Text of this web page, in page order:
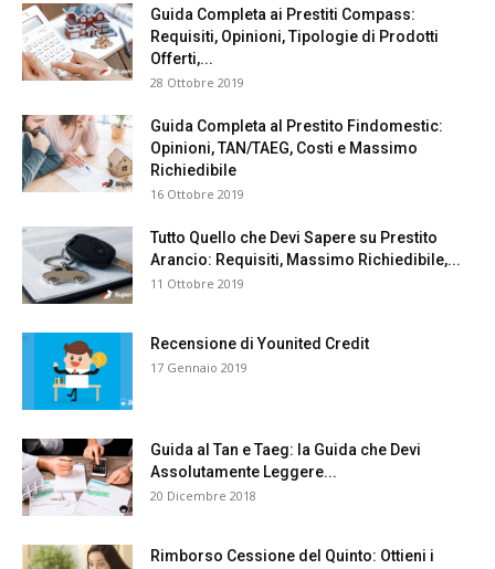
Guida Completa ai Prestiti Compass:
Requisiti, Opinioni, Tipologie di Prodotti
Offerti,...
28 Ottobre 2019
Guida Completa al Prestito Findomestic:
Opinioni, TAN/TAEG, Costi e Massimo
Richiedibile
16 Ottobre 2019
Tutto Quello che Devi Sapere su Prestito
Arancio: Requisiti, Massimo Richiedibile,...
11 Ottobre 2019
Recensione di Younited Credit
17 Gennaio 2019
Guida al Tan e Taeg: la Guida che Devi
Assolutamente Leggere...
20 Dicembre 2018
Rimborso Cessione del Quinto: Ottieni i